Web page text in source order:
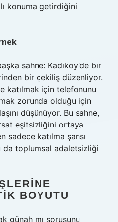
konuma getirdiğini
sahne: Kadıköy’de bir
bir çekiliş düzenliyor.
katılmak için telefonunu
zorunda olduğu için
düşünüyor. Bu sahne,
eşitsizliğini ortaya
sadece katılma şansı
toplumsal adaletsizliği
BOYUTU
günah mı sorusunu